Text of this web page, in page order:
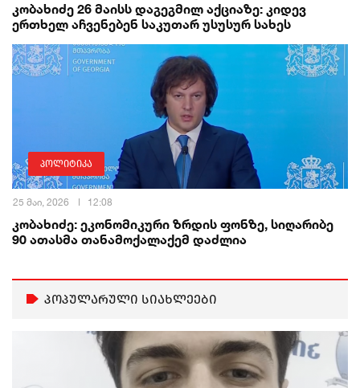
კობახიძე 26 მაისს დაგეგმილ აქციაზე: კიდევ
ერთხელ აჩვენებენ საკუთარ უსუსურ სახეს
პოლიტიკა
25 მაი, 2026 12:08
კობახიძე: ეკონომიკური ზრდის ფონზე, სიღარიბე
90 ათასმა თანამოქალაქემ დაძლია
პოპულარული სიახლეები